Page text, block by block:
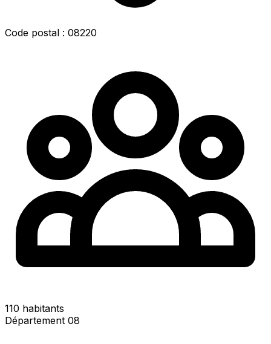
Code postal : 08220
110 habitants
Département 08